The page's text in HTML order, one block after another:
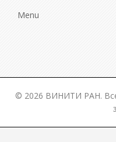
Menu
© 2026 ВИНИТИ РАН.